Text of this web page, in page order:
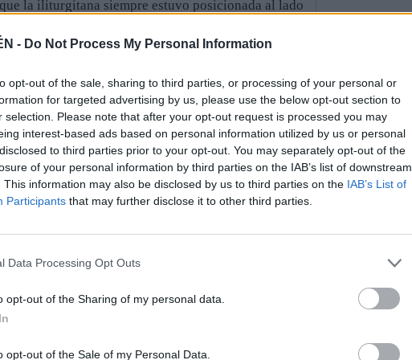
- Do Not Process My Personal Information
opt-out of the sale, sharing to third parties, or processing of your personal or
for targeted advertising by us, please use the below opt-out section to
selection. Please note that after your opt-out request is processed you may
interest-based ads based on personal information utilized by us or personal
to third parties prior to your opt-out. You may separately opt-out of the
of your personal information by third parties on the IAB’s list of downstream
This information may also be disclosed by us to third parties on the IAB’s List of
Participants that may further disclose it to other third parties.
Data Processing Opt Outs
opt-out of the Sharing of my personal data.
opt-out of the Sale of my Personal Data.
la iliturgitana siempre estuvo posicionada al lado
guardia. No es de extrañar que haya quienes la
quienes ya están alejados de la renovación. Sea
PSOE se convierte en el baluarte de Jaén.
en la distancia— para la provincia, ella es vista
el mérito nada tiene que ver con su procedencia
Es decir, si sus raíces hubieran estado en Córdoba,
presidenta. Si Micaela Navarro gana, hay
todas las miradas confluyen en una misma
ser secretario de Ciudadanía y Política
de esa primera línea en la que se mantuvo
que Pedro Sánchez no contara con él para la
como él, por más que hubiese filin y buenos
es sencilla: porque pertenecen al pasado y
nuevos que busca el partido para salir a flote en
El cazalillero pasa al comité federal, lo mismo
Reyes, mediante un procedimiento
misma altura que Ángeles Férriz, Francisco Vallejo